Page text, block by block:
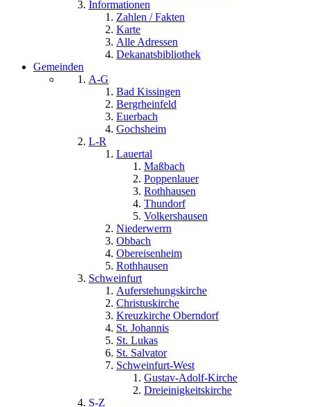
Informationen
Zahlen / Fakten
Karte
Alle Adressen
Dekanatsbibliothek
Gemeinden
A-G
Bad Kissingen
Bergrheinfeld
Euerbach
Gochsheim
L-R
Lauertal
Maßbach
Poppenlauer
Rothhausen
Thundorf
Volkershausen
Niederwerrn
Obbach
Obereisenheim
Rothhausen
Schweinfurt
Auferstehungskirche
Christuskirche
Kreuzkirche Oberndorf
St. Johannis
St. Lukas
St. Salvator
Schweinfurt-West
Gustav-Adolf-Kirche
Dreieinigkeitskirche
S-Z